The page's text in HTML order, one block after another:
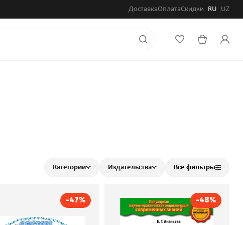
ДоставкаОплатаСкидки RU UZ
Категории Издательства Все фильтры
-47%
Подарок
-48%
Жизнь Земли.